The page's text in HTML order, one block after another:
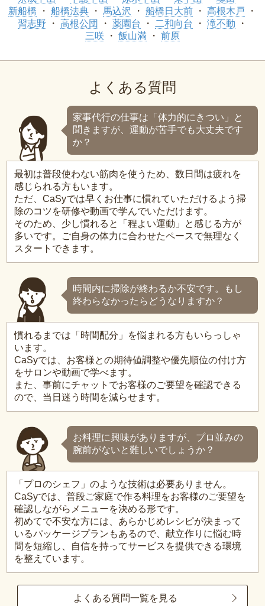
新船橋
船橋法典 馬込沢 船橋日大前
高根木戸
習志野
高根公団 薬園台 二和向台
滝不動
三咲
飯山満 前原
よくある質問
家事代行の仕事は「体力的にきつい」と
聞きますが、運動が苦手でも大丈夫です
か？
最初は普段使わない筋肉を使うため、数日間は疲れを
感じられる方もいます。
ただ、CaSyでは早くお仕事に慣れていただけるよう掃
除のコツを研修や動画で学んでいただけます。
そのため、少し慣れると「程よい運動」と感じる方が
多いです。ご自身の体力に合わせたペースで無理なく
スタートできます。
時間内に掃除が終わるか不安です。もし
終わらなかったらどうなりますか？
慣れるまでは「時間配分」を悩まれる方もいらっしゃ
います。
CaSyでは、お客様との期待値調整や優先順位の付け方
をサロンや動画で学べます。
また、事前にチャットでお客様のご要望を確認できる
ので、当日迷う時間を減らせます。
お料理に興味がありますが、プロ並みの
腕前がないと難しいでしょうか？
「プロのシェフ」のような技術は必要ありません。
CaSyでは、普段ご家庭で作る料理をお客様のご要望を
確認しながらメニューを決める形です。
初めてで不安な方には、あらかじめレシピが決まって
いるパッケージプランもあるので、献立作りに悩む時
間を短縮し、自信を持ってサービスを提供できる環境
を整えています。
よくある質問一覧を見る